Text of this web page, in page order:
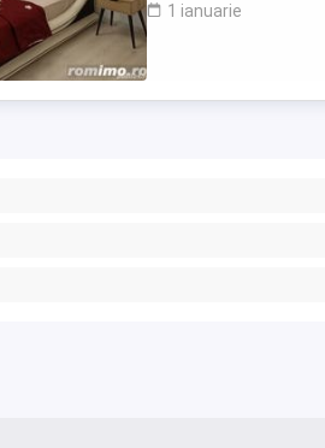
1 ianuarie